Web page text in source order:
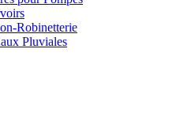
Robinetterie
Pluviales